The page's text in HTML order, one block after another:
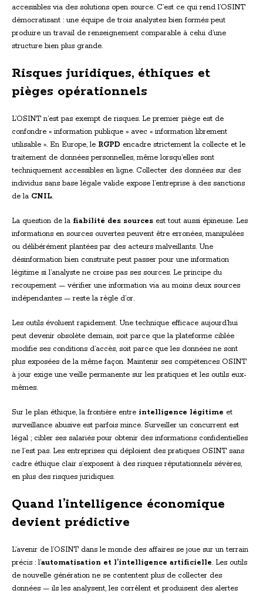
accessibles via des solutions open source. C’est ce qui rend l’OSINT
démocratisant : une équipe de trois analystes bien formés peut
produire un travail de renseignement comparable à celui d’une
structure bien plus grande.
Risques juridiques, éthiques et
pièges opérationnels
L’OSINT n’est pas exempt de risques. Le premier piège est de
confondre « information publique » avec « information librement
utilisable ». En Europe, le RGPD encadre strictement la collecte et le
traitement de données personnelles, même lorsqu’elles sont
techniquement accessibles en ligne. Collecter des données sur des
individus sans base légale valide expose l’entreprise à des sanctions
de la CNIL.
La question de la fiabilité des sources est tout aussi épineuse. Les
informations en sources ouvertes peuvent être erronées, manipulées
ou délibérément plantées par des acteurs malveillants. Une
désinformation bien construite peut passer pour une information
légitime si l’analyste ne croise pas ses sources. Le principe du
recoupement — vérifier une information via au moins deux sources
indépendantes — reste la règle d’or.
Les outils évoluent rapidement. Une technique efficace aujourd’hui
peut devenir obsolète demain, soit parce que la plateforme ciblée
modifie ses conditions d’accès, soit parce que les données ne sont
plus exposées de la même façon. Maintenir ses compétences OSINT
à jour exige une veille permanente sur les pratiques et les outils eux-
mêmes.
Sur le plan éthique, la frontière entre intelligence légitime et
surveillance abusive est parfois mince. Surveiller un concurrent est
légal ; cibler ses salariés pour obtenir des informations confidentielles
ne l’est pas. Les entreprises qui déploient des pratiques OSINT sans
cadre éthique clair s’exposent à des risques réputationnels sévères,
en plus des risques juridiques.
Quand l’intelligence économique
devient prédictive
L’avenir de l’OSINT dans le monde des affaires se joue sur un terrain
précis : l’automatisation et l’intelligence artificielle. Les outils
de nouvelle génération ne se contentent plus de collecter des
données — ils les analysent, les corrèlent et produisent des alertes